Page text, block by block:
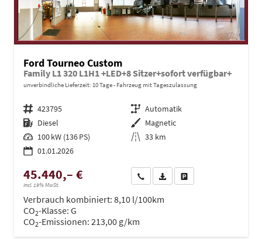
Ford Tourneo Custom
Family L1 320 L1H1 +LED+8 Sitzer+sofort verfügbar+
unverbindliche Lieferzeit: 10 Tage Fahrzeug mit Tageszulassung
Fahrzeugnr. 423795 Getriebe Automatik
Kraftstoff Diesel Außenfarbe Magnetic
Leistung 100 kW (136 PS) Kilometerstand 33 km
01.01.2026
45.440,– €
incl. 19% MwSt.
Wir rufen Sie anPDF-Datei, Fahrzeugexposé
Verbrauch kombiniert: 8,10 l/100km
CO2-Klasse: G
CO2-Emissionen: 213,00 g/km